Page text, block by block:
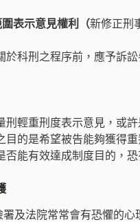
表示意見權利（新修正刑
於科刑之程序前，應予訴
刑輕重刑度表示意見，或
目的是希望被告能夠獲得
能有效達成制度目的，恐
及法院常常會有恐懼的